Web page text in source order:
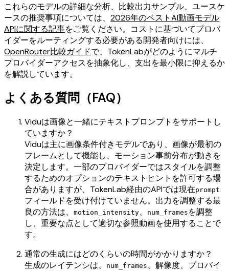
これらのモデルの詳細な分析、比較出力サンプル、ユースケ
ースの推奨事項については、 2026年のベストAI動画モデル
APIに関する記事をご覧ください。コストに基づいてプロバ
イダーをルーティングする必要がある開発者向けには、
OpenRouter比較ガイドで、TokenLabがどのようにマルチ
プロバイダーアクセスを抽象化し、支出を最小限に抑えるか
を解説しています。
よくある質問（FAQ）
Viduは画像と一緒にテキストプロンプトをサポートし
ていますか？
Viduは主に画像条件付きモデルであり、画像が最初の
フレームとして機能し、モーション事前分布が動きを
決定します。一部のプロバイダーではスタイルを調整
するためのオプションのテキストヒントを許可する場
合がありますが、TokenLab経由のAPIでは現在prompt
フィールドを受け付けていません。出力を調整する最
良の方法は、
motion_intensity、 num_frames を調整
し、重要な点として適切な参照動画を使用することで
す。
通常の生成にはどのくらいの時間がかかりますか？
生成のレイテンシは、
num_frames 、解像度、プロバイ